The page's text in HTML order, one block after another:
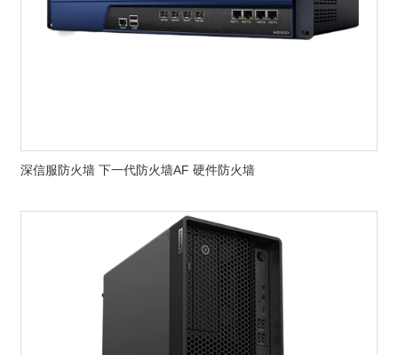
深信服防火墙 下一代防火墙AF 硬件防火墙